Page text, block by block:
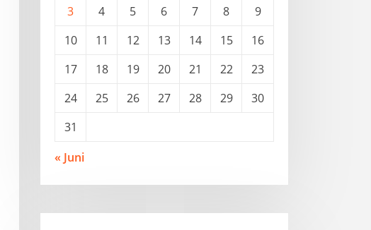
3
4 5 6 7 8
9
10
11 12 13 14 15
16
17
18 19 20 21 22
23
24
25 26 27 28 29
30
31
« Juni